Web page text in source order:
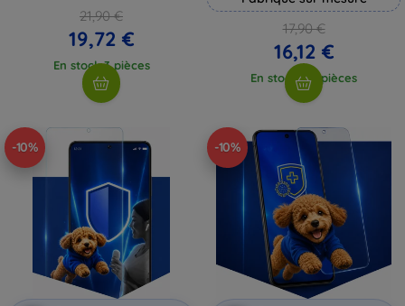
21,90 €
19,72 €
En stock 3 pièces
17,90 €
16,12 €
En stock > 5 pièces
-10% -10%